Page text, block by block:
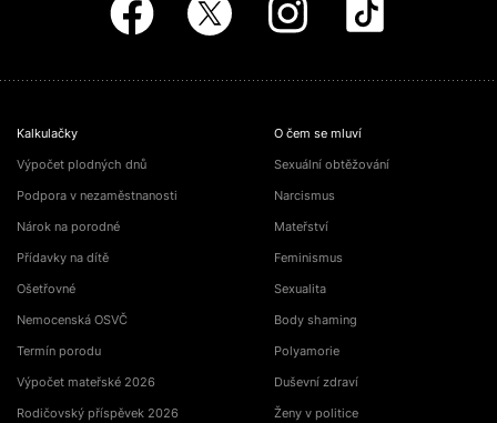
Kalkulačky
Výpočet plodných dnů
Podpora v nezaměstnanosti
Nárok na porodné
Přídavky na dítě
Ošetřovné
Nemocenská OSVČ
Termín porodu
Výpočet mateřské 2026
Rodičovský příspěvek 2026
O čem se mluví
Sexuální obtěžování
Narcismus
Mateřství
Feminismus
Sexualita
Body shaming
Polyamorie
Duševní zdraví
Ženy v politice